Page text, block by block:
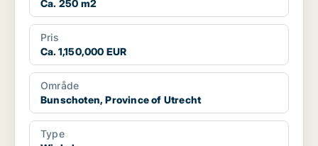
Ca. 250 m2
Pris
Ca. 1,150,000 EUR
Område
Bunschoten, Province of Utrecht
Type